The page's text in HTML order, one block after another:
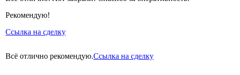
Рекомендую!
Ссылка на сделку
Всё отлично рекомендую.Ссылка на сделку